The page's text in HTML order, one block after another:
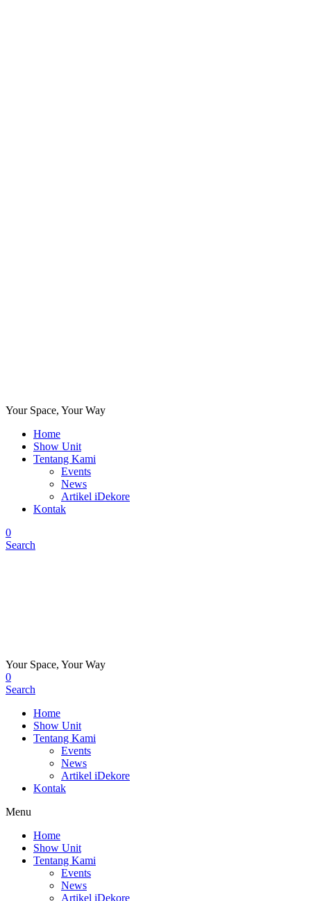
Your Space, Your Way
Home
Show Unit
Tentang Kami
Events
News
Artikel iDekore
Kontak
0
Search
Your Space, Your Way
0
Search
Home
Show Unit
Tentang Kami
Events
News
Artikel iDekore
Kontak
Menu
Home
Show Unit
Tentang Kami
Events
News
Artikel iDekore